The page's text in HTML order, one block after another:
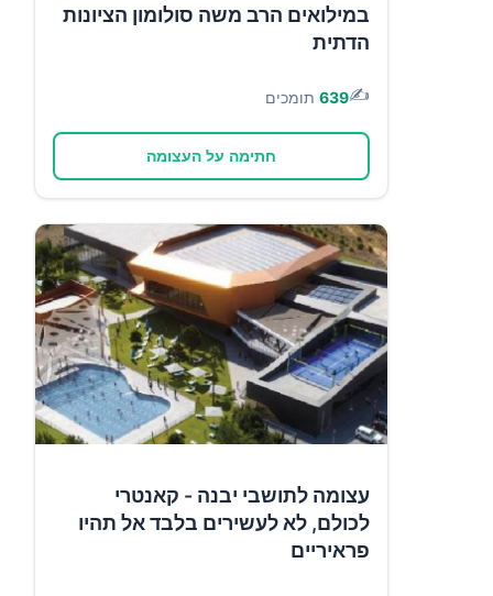
במילואים הרב משה סולומון הציונות
הדתית
✍️
639 תומכים
חתימה על העצומה
עצומה לתושבי יבנה - קאנטרי
לכולם, לא לעשירים בלבד אל תהיו
פראיריים